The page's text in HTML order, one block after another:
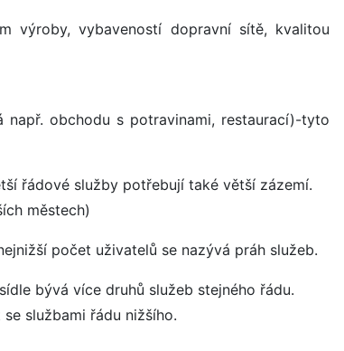
výroby, vybaveností dopravní sítě, kvalitou
obchodu s potravinami, restaurací)-tyto
řádové služby potřebují také větší zázemí.
městech)
počet uživatelů se nazývá práh služeb.
bývá více druhů služeb stejného řádu.
službami řádu nižšího.